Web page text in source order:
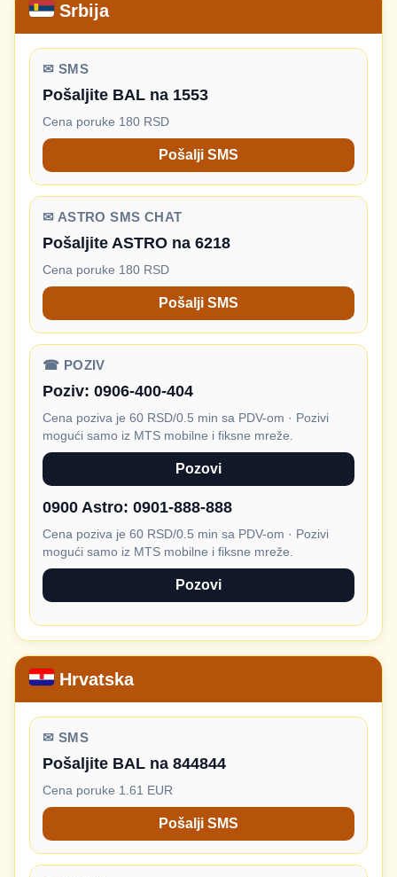
Srbija
✉ SMS
Pošaljite BAL na 1553
Cena poruke 180 RSD
Pošalji SMS
✉ ASTRO SMS CHAT
Pošaljite ASTRO na 6218
Cena poruke 180 RSD
Pošalji SMS
☎ POZIV
Poziv: 0906-400-404
Cena poziva je 60 RSD/0.5 min sa PDV-om · Pozivi
mogući samo iz MTS mobilne i fiksne mreže.
Pozovi
0900 Astro: 0901-888-888
Cena poziva je 60 RSD/0.5 min sa PDV-om · Pozivi
mogući samo iz MTS mobilne i fiksne mreže.
Pozovi
Hrvatska
✉ SMS
Pošaljite BAL na 844844
Cena poruke 1.61 EUR
Pošalji SMS